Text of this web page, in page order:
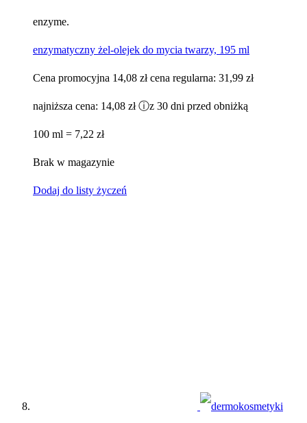
enzyme.
enzymatyczny żel-olejek do mycia twarzy, 195 ml
Cena promocyjna 14,08 zł cena regularna: 31,99 zł
najniższa cena: 14,08 zł ⓘz 30 dni przed obniżką
100 ml = 7,22 zł
Brak w magazynie
Dodaj do listy życzeń